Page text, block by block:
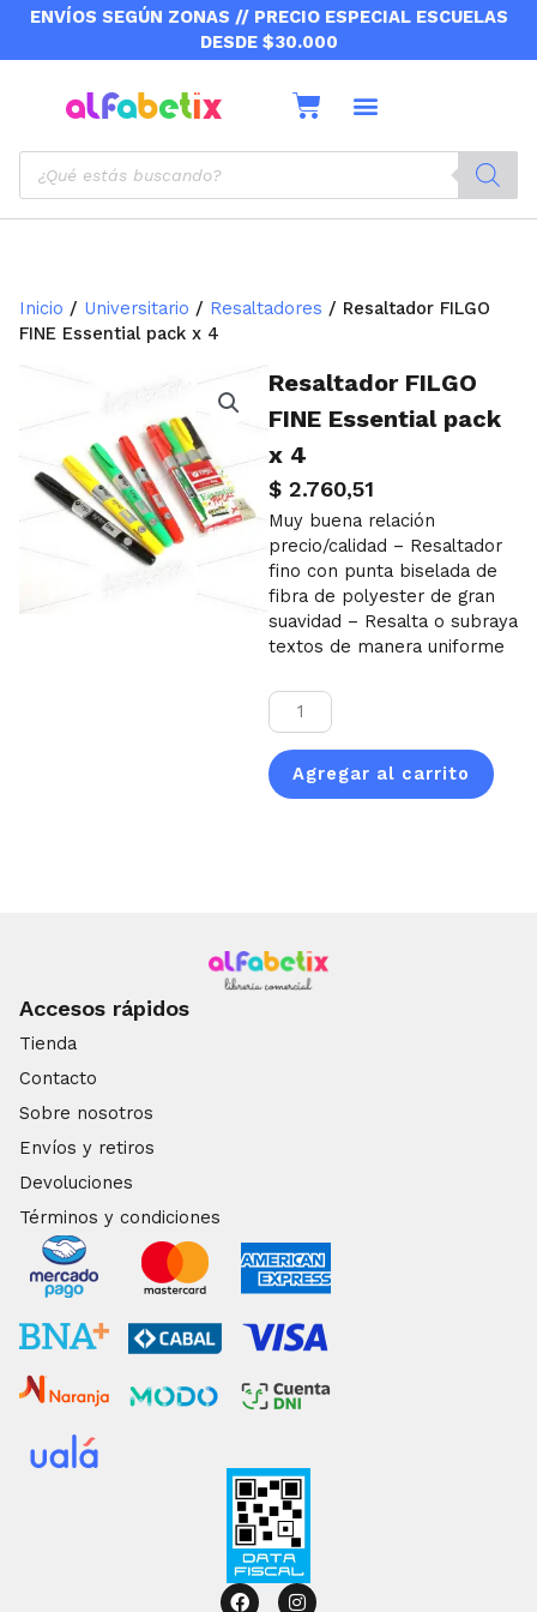
contenido
ENVÍOS SEGÚN ZONAS // PRECIO ESPECIAL ESCUELAS
DESDE $30.000
Cart
Products
search
Inicio / Universitario / Resaltadores / Resaltador FILGO
FINE Essential pack x 4
Resaltador FILGO
FINE Essential pack
x 4
$ 2.760,51
Muy buena relación
precio/calidad – Resaltador
fino con punta biselada de
fibra de polyester de gran
suavidad – Resalta o subraya
textos de manera uniforme
Resaltador
FILGO
FINE
Essential
pack
Agregar al carrito
Accesos rápidos
Tienda
Contacto
Sobre nosotros
Envíos y retiros
Devoluciones
Términos y condiciones
FacebookInstagram